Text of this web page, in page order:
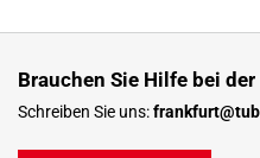
Brauchen Sie Hilfe bei
Schreiben Sie uns: